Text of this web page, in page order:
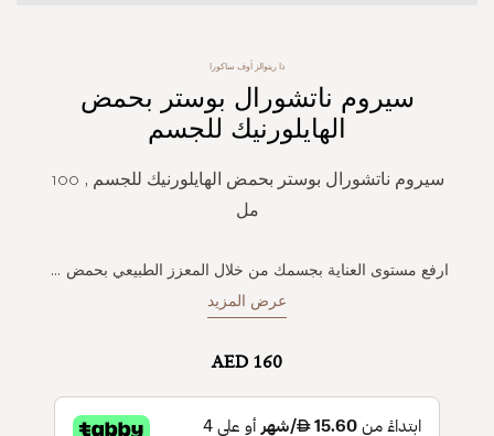
images
ذا ريتوالز أوف ساكورا
سيروم ناتشورال بوستر بحمض
الهايلورنيك للجسم
سيروم ناتشورال بوستر بحمض الهايلورنيك للجسم , 100
مل
ارفع مستوى العناية بجسمك من خلال المعزز الطبيعي بحمض ...
عرض المزيد
AED 160